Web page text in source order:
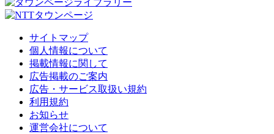
サイトマップ
個人情報について
掲載情報に関して
広告掲載のご案内
広告・サービス取扱い規約
利用規約
お知らせ
運営会社について